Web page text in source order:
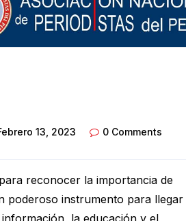
13, 2023 0 Comments
reconocer la importancia de
poderoso instrumento para llegar